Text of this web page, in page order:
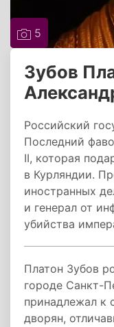
5
Зубов
Российский
Последний
II, которая
в Курляндии.
иностранных
и генерал от
убийства
Платон Зубов
городе Санкт-
принадлежал к
дворян,